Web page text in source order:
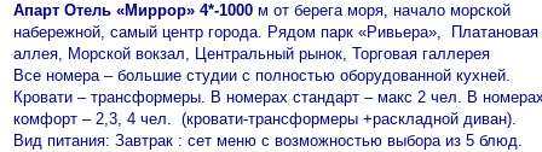
Апарт Отель «Миррор» 4*-1000 м от берега моря, начало морской
набережной, самый центр города. Рядом парк «Ривьера», Платановая
аллея, Морской вокзал, Центральный рынок, Торговая галлерея
Все номера – большие студии с полностью оборудованной кухней.
Кровати – трансформеры. В номерах стандарт – макс 2 чел. В
комфорт – 2,3, 4 чел. (кровати-трансформеры +раскладной диван).
Вид питания: Завтрак : сет меню с возможностью выбора из 5 блюд.